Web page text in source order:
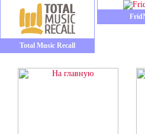
Total Music Recall